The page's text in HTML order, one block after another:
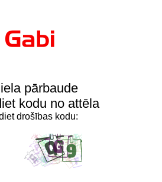
pārbaude
kodu no attēla
drošības kodu: